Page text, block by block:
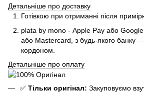
Детальніше про доставку
Готівкою при отриманні після
plata by mono - Apple Pay або Google
або Mastercard, з будь-якого банку —
кордоном.
Детальніше про оплату
✅ Тільки оригінал: Закуповуємо